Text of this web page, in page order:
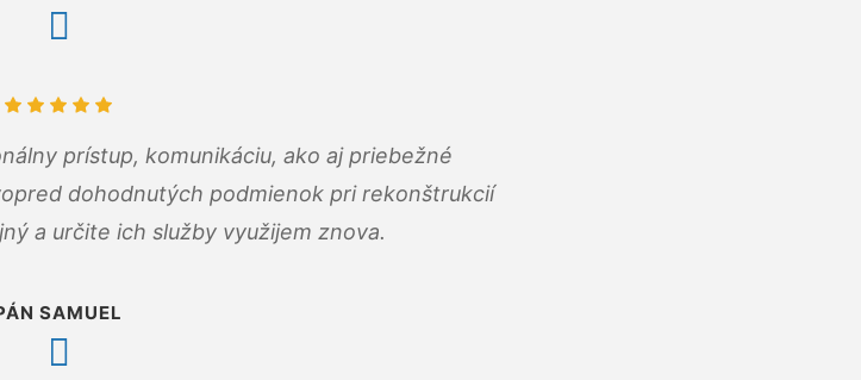
prístup, komunikáciu, ako aj priebežné
dohodnutých podmienok pri rekonštrukcií
a určite ich služby využijem znova.
SAMUEL